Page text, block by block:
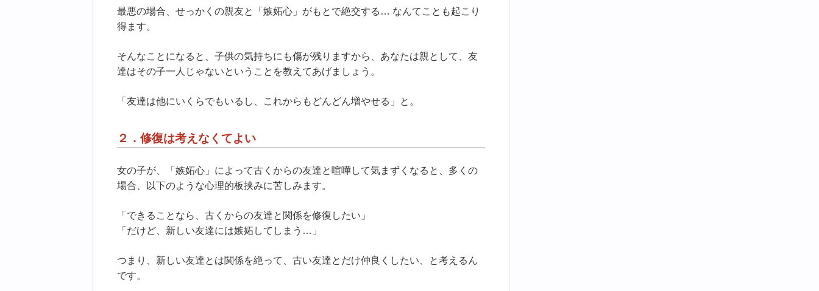
最悪の場合、せっかくの親友と「嫉妬心」がもとで絶交する… なんてことも起こり
得ます。
そんなことになると、子供の気持ちにも傷が残りますから、あなたは親として、友
達はその子一人じゃないということを教えてあげましょう。
「友達は他にいくらでもいるし、これからもどんどん増やせる」と。
２．修復は考えなくてよい
女の子が、「嫉妬心」によって古くからの友達と喧嘩して気まずくなると、多くの
場合、以下のような心理的板挟みに苦しみます。
「できることなら、古くからの友達と関係を修復したい」
「だけど、新しい友達には嫉妬してしまう…」
つまり、新しい友達とは関係を絶って、古い友達とだけ仲良くしたい、と考えるん
です。